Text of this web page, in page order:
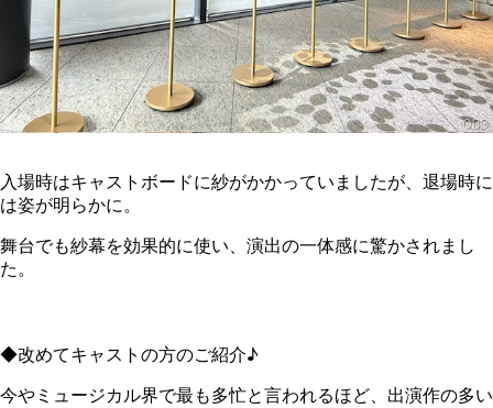
入場時はキャストボードに紗がかかっていましたが、退場時に
は姿が明らかに。
舞台でも紗幕を効果的に使い、演出の一体感に驚かされまし
た。
◆改めてキャストの方のご紹介♪
今やミュージカル界で最も多忙と言われるほど、出演作の多い